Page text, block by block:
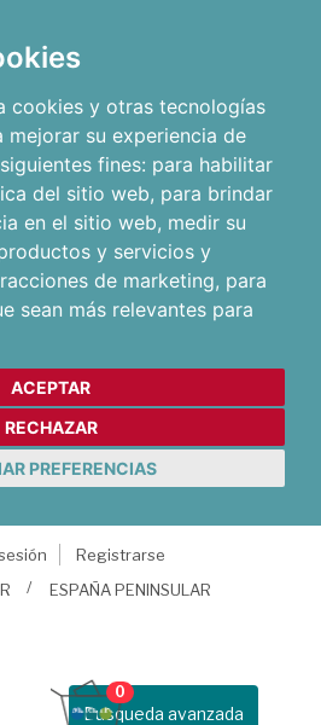
cookies y otras tecnologías
mejorar su experiencia de
fines: para habilitar
del sitio web, para brindar
en el sitio web, medir su
y servicios y
de marketing, para
sean más relevantes para
ACEPTAR
RECHAZAR
PREFERENCIAS
Registrarse
ESPAÑA PENINSULAR
Busqueda avanzada
0